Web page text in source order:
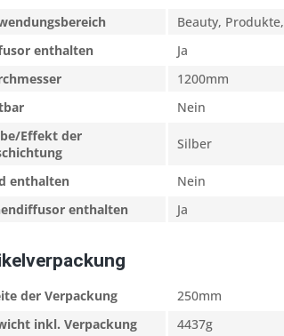
Beauty,
enthalten
Ja
1200mm
Nein
Effekt der
Silber
enthalten
Nein
enthalten
Ja
der Verpackung
250mm
inkl. Verpackung
4437g